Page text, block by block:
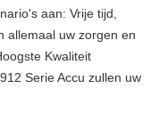
aan: Vrije tijd,
allemaal uw zorgen en
Kwaliteit
Serie Accu zullen uw